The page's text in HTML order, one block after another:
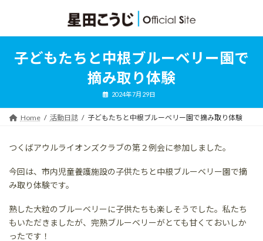
ン
ー
子どもたちと中根ブルーベリー園で
摘み取り体験
2024年7月29日
Home 活動日誌 子どもたちと中根ブルーベリー園で摘み取り体験
つくばアウルライオンズクラブの第２例会に参加しました。
今回は、市内児童養護施設の子供たちと中根ブルーベリー園で摘
み取り体験です。
熟した大粒のブルーベリーに子供たちも楽しそうでした。私たち
もいただきましたが、完熟ブルーベリーがとても甘くておいしか
ったです！